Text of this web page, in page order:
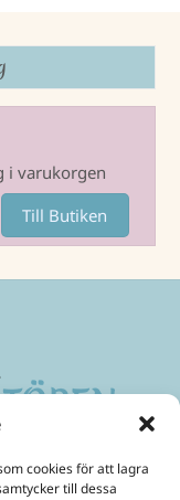
cookies för att lagra
till dessa
i varukorgen
Till Butiken